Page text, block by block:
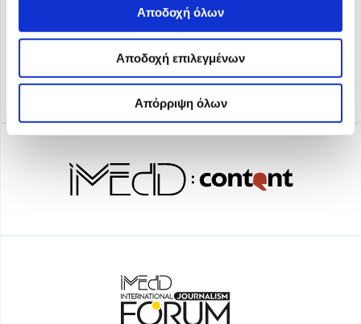
Αποδοχή όλων
Αποδοχή επιλεγμένων
Απόρριψη όλων